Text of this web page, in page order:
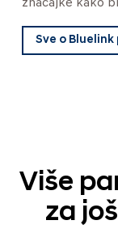
značajke kako
Sve o
Više
za